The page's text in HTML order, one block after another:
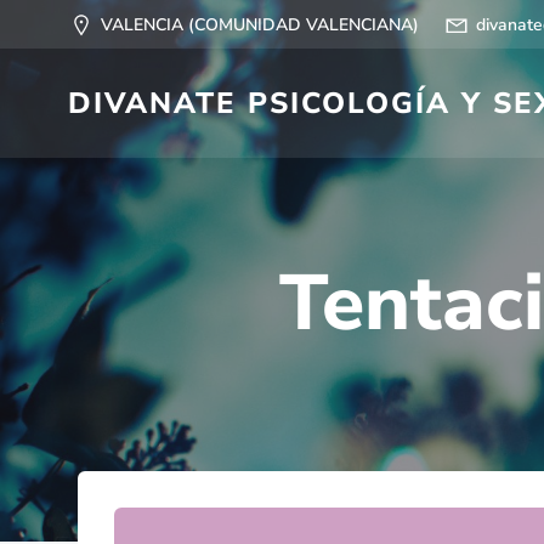
al
VALENCIA (COMUNIDAD VALENCIANA)
DIVANATE PSICOLOGÍA Y